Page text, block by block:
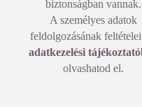
biztonságban vannak.
A személyes adatok
feldolgozásának
adatkezelési
olvashatod el.